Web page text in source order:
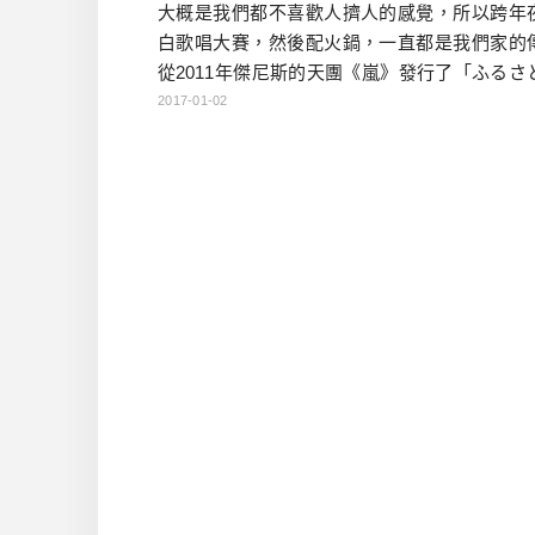
大概是我們都不喜歡人擠人的感覺，所以跨年
白歌唱大賽，然後配火鍋，一直都是我們家的
從2011年傑尼斯的天團《嵐》發行了「ふるさ
首歌之後，每年的紅白，總會有這首歌的大合
2017-01-02